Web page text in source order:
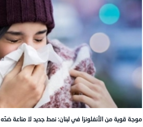
موجة قوية من الأنفلونزا في لبنان: نمط جديد لا مناعة ضدّه